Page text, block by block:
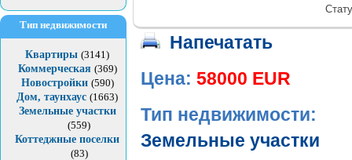
Тип недвижимости
Квартиры (3141)
Коммерческая (369)
Новостройки (590)
Дом, таунхаус (1663)
Земельные участки
(559)
Коттеджные поселки
(83)
Напечатать
Цена: 58000 EUR
Тип недвижимости:
Земельные участки